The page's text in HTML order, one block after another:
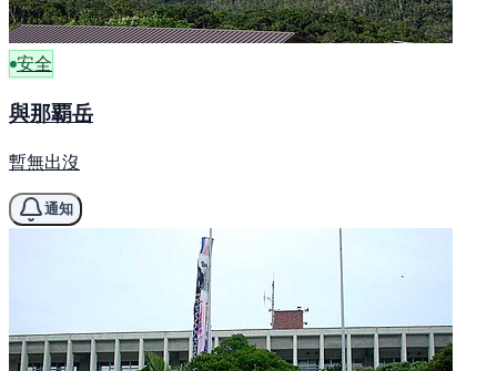
安全
與那覇岳
暫無出沒
通知